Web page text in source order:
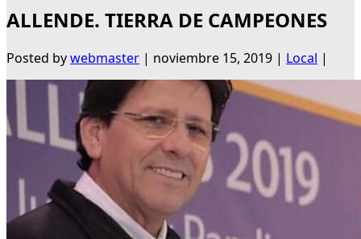
ALLENDE. TIERRA DE CAMPEONES
Posted bywebmaster | noviembre 15, 2019 | Local |